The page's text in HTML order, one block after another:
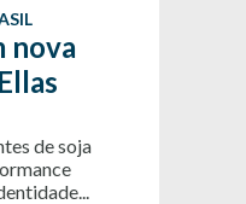
nova
de soja